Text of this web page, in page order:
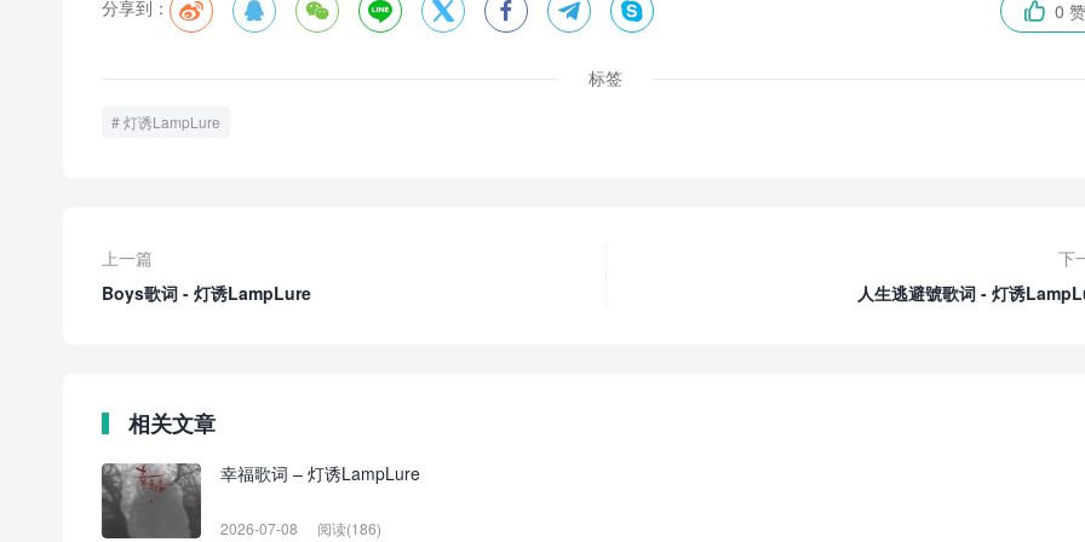
分享到：          0 赞
标签
灯诱LampLure
上一篇
Boys歌词 - 灯诱LampLure
下
人生逃避號歌词 - 灯诱
相关文章
幸福歌词 – 灯诱LampLure
2026-07-08 阅读(186)